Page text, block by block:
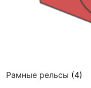
Рамные рельсы (4)